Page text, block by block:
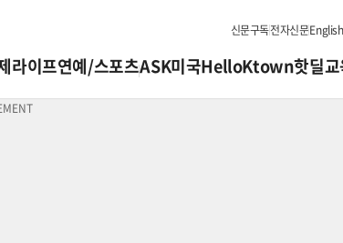
신문구독전자신문English
라이프연예/스포츠ASK미국HelloKtown핫딜